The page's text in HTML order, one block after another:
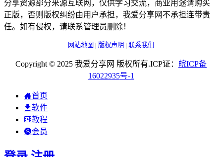
分享资源部分来源互联网，仅供学习交流，商业用途请购买
正版，否则版权纠纷由用户承担，我爱分享网不承担连带责
任。如有侵权，请联系管理员删除！
网站地图 | 版权声明 | 联系我们
Copyright © 2025 我爱分享网 版权所有.ICP证： 皖ICP备
16022935号-1
首页
软件
教程
会员